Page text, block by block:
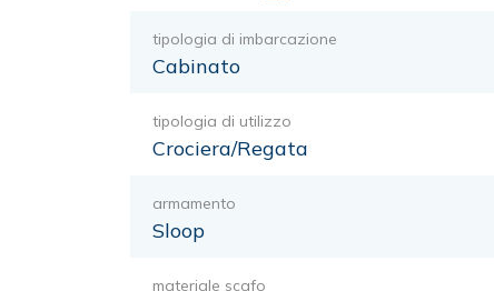
tipologia di imbarcazione
Cabinato
tipologia di utilizzo
Crociera/Regata
armamento
Sloop
materiale scafo